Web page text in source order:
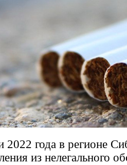
года в регионе
из нелегального